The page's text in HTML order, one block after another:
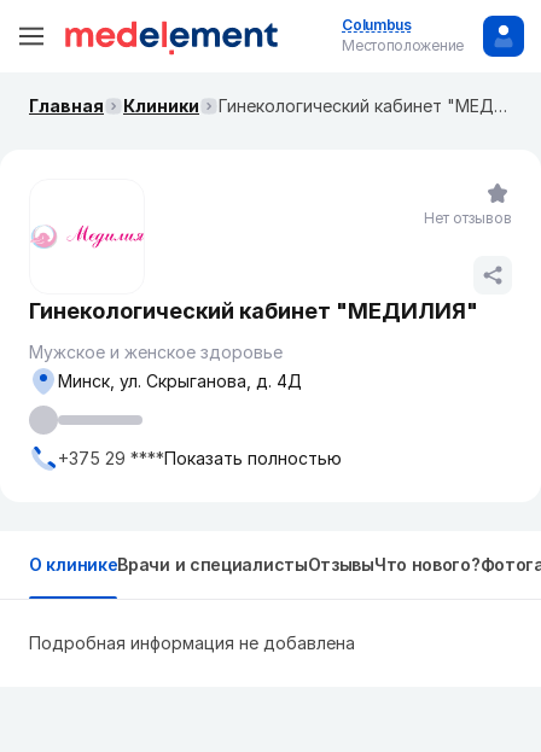
Columbus
Местоположение
Главная Клиники Гинекологический кабинет "МЕДИЛИЯ"
Гинекологический кабинет "МЕДИЛИЯ"
Мужское и женское здоровье
Минск, ул. Скрыганова, д. 4Д
+375 29 ****Показать полностью
Нет отзывов
О клиникеВрачи и специалистыОтзывыЧто нового?
Подробная информация не добавлена